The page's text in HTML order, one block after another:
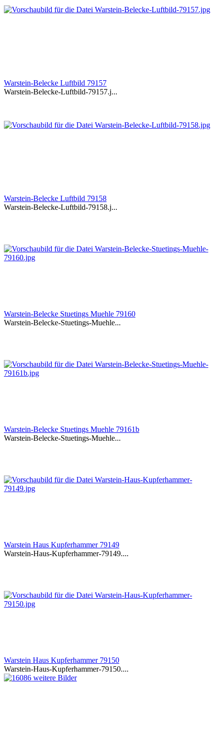
Warstein-Belecke Luftbild 79157
Warstein-Belecke-Luftbild-79157.j...
Warstein-Belecke Luftbild 79158
Warstein-Belecke-Luftbild-79158.j...
Warstein-Belecke Stuetings Muehle 79160
Warstein-Belecke-Stuetings-Muehle...
Warstein-Belecke Stuetings Muehle 79161b
Warstein-Belecke-Stuetings-Muehle...
Warstein Haus Kupferhammer 79149
Warstein-Haus-Kupferhammer-79149....
Warstein Haus Kupferhammer 79150
Warstein-Haus-Kupferhammer-79150....